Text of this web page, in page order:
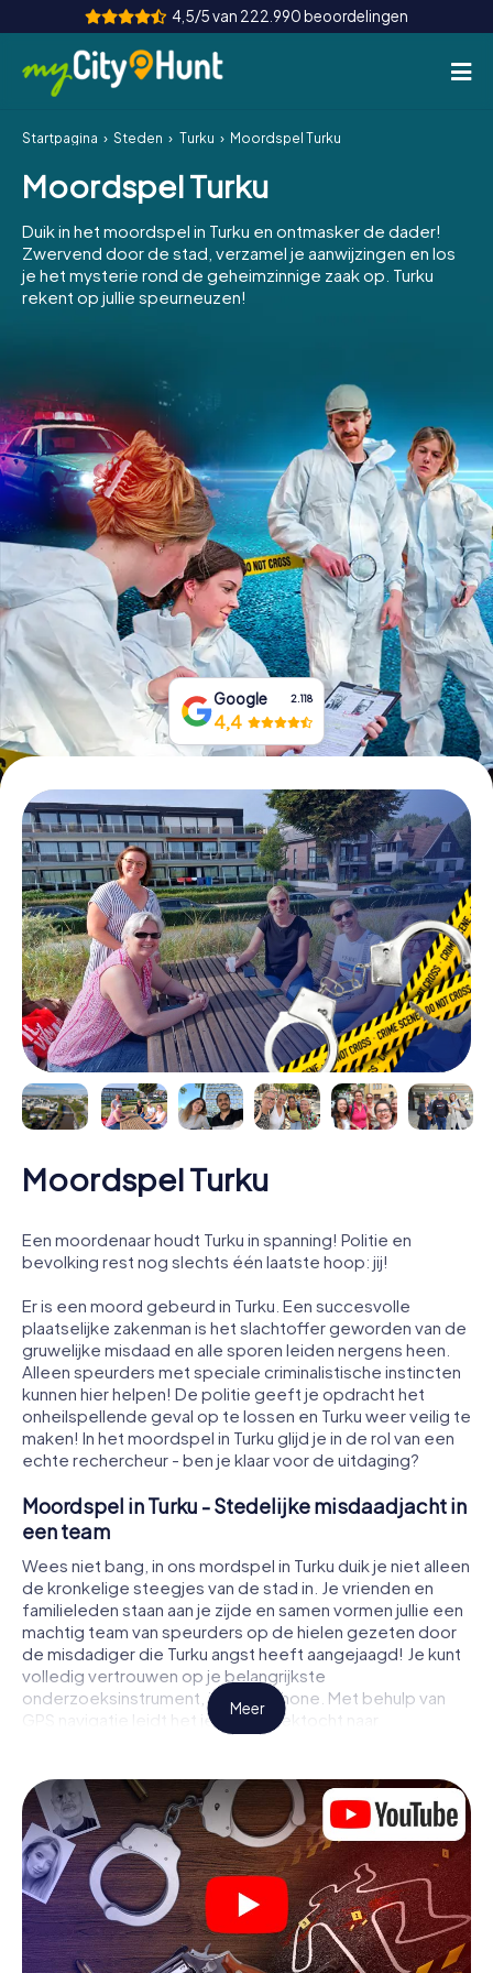
4,5/5 van 222.990 beoordelingen
Hoe het werkt
Steden
Tours
Teamevenement
INT AT
ES
IE
IT
NL
Boek tickets
Koop cadeaubonnen
Startpagina Steden Turku Moordspel Turku
Moordspel Turku
Duik in het moordspel in Turku en ontmasker de dader!
Zwervend door de stad, verzamel je aanwijzingen en los
je het mysterie rond de geheimzinnige zaak op. Turku
rekent op jullie speurneuzen!
Google 2.118
4,4
Moordspel Turku
Een moordenaar houdt Turku in spanning! Politie en
bevolking rest nog slechts één laatste hoop: jij!
Er is een moord gebeurd in Turku. Een succesvolle
plaatselijke zakenman is het slachtoffer geworden van de
gruwelijke misdaad en alle sporen leiden nergens heen.
Alleen speurders met speciale criminalistische instincten
kunnen hier helpen! De politie geeft je opdracht het
onheilspellende geval op te lossen en Turku weer veilig te
maken! In het moordspel in Turku glijd je in de rol van een
echte rechercheur - ben je klaar voor de uitdaging?
Moordspel in Turku - Stedelijke misdaadjacht in
een team
Wees niet bang, in ons mordspel in Turku duik je niet alleen
de kronkelige steegjes van de stad in. Je vrienden en
familieleden staan aan je zijde en samen vormen jullie een
machtig team van speurders op de hielen gezeten door
de misdadiger die Turku angst heeft aangejaagd! Je kunt
volledig vertrouwen op je belangrijkste
onderzoeksinstrument, je smartphone. Met behulp van
GPS navigatie leidt het je op je zoektocht naar
aanwijzingen naar de plaats van het misdrijf, naar talrijke
tenslotte naar de moordenaar. Op elke locatie los je
lastige puzzels op en kom je steeds dichter bij de
oplossing van de zaak. In tegenstelling tot een klassiek
moorddiner in Turku bepaal je zelf de gebeurtenissen,
beweeg je je in de frisse lucht en ontdek je de stad met
geheel nieuwe ogen.
Moordmysterie in Turku
Meer